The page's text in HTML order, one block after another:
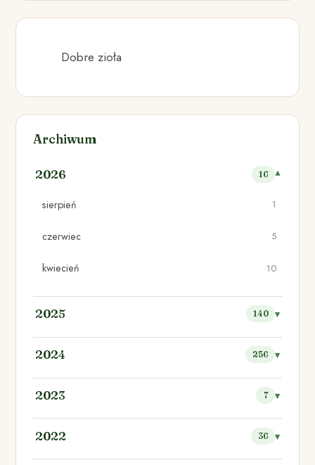
Dobre zioła
Archiwum
2026 16
sierpień 1
czerwiec 5
kwiecień 10
2025 140
2024 256
2023 7
2022 36